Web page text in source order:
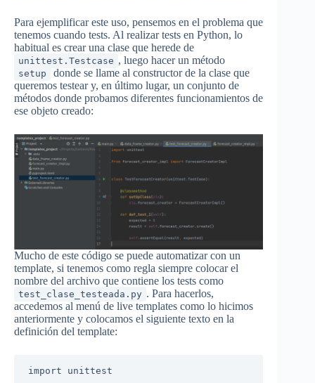
Para ejemplificar este uso, pensemos en el problema que
tenemos cuando tests. Al realizar tests en Python, lo
habitual es crear una clase que herede de
unittest.Testcase , luego hacer un método
setup
donde se llame al constructor de la clase que
queremos testear y, en último lugar, un conjunto de
métodos donde probamos diferentes funcionamientos de
ese objeto creado:
Mucho de este código se puede automatizar con un
template, si tenemos como regla siempre colocar el
nombre del archivo que contiene los tests como
test_clase_testeada.py . Para hacerlos,
accedemos al menú de live templates como lo hicimos
anteriormente y colocamos el siguiente texto en la
definición del template:
import unittest